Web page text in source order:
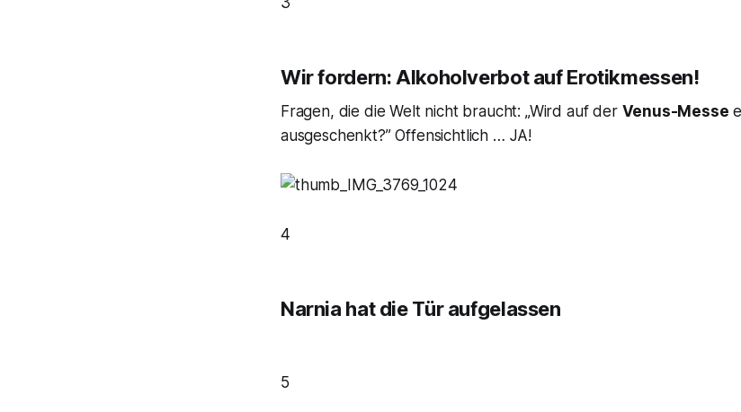
Wir fordern: Alkoholverbot auf Erotikmessen!
Fragen, die die Welt nicht braucht: „Wird auf der Venus-Messe
ausgeschenkt?” Offensichtlich … JA!
4
Narnia hat die Tür aufgelassen
5